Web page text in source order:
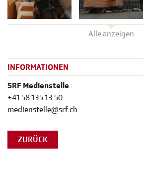
Alle anzeigen
INFORMATIONEN
SRF Medienstelle
+41 58 135 13 50
medienstelle@srf.ch
ZURÜCK